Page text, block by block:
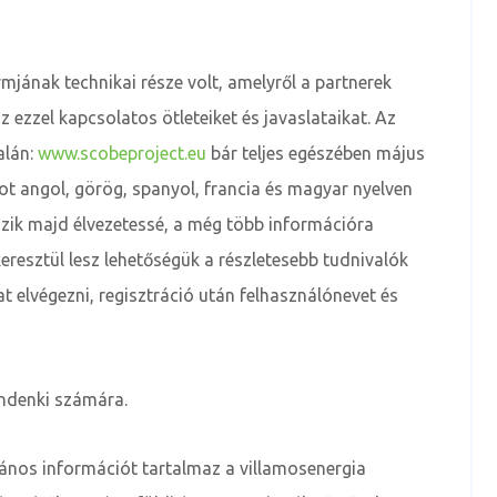
technikai része volt, amelyről a partnerek
ezzel kapcsolatos ötleteiket és javaslataikat. Az
www.scobeproject.eu bár teljes egészében május
angol, görög, spanyol, francia és magyar nyelven
majd élvezetessé, a még több információra
lesz lehetőségük a részletesebb tudnivalók
elvégezni, regisztráció után felhasználónevet és
számára.
információt tartalmaz a villamosenergia